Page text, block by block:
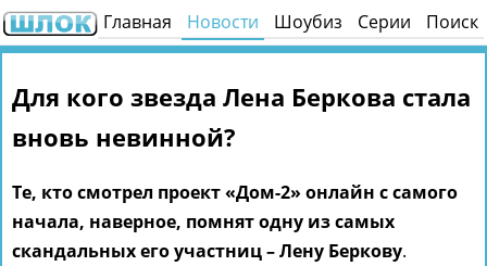
Главная Новости Шоубиз Серии Поиск
Для кого звезда Лена Беркова стала
вновь невинной?
Те, кто смотрел проект «Дом-2» онлайн с самого
начала, наверное, помнят одну из самых
скандальных его участниц – Лену Беркову.